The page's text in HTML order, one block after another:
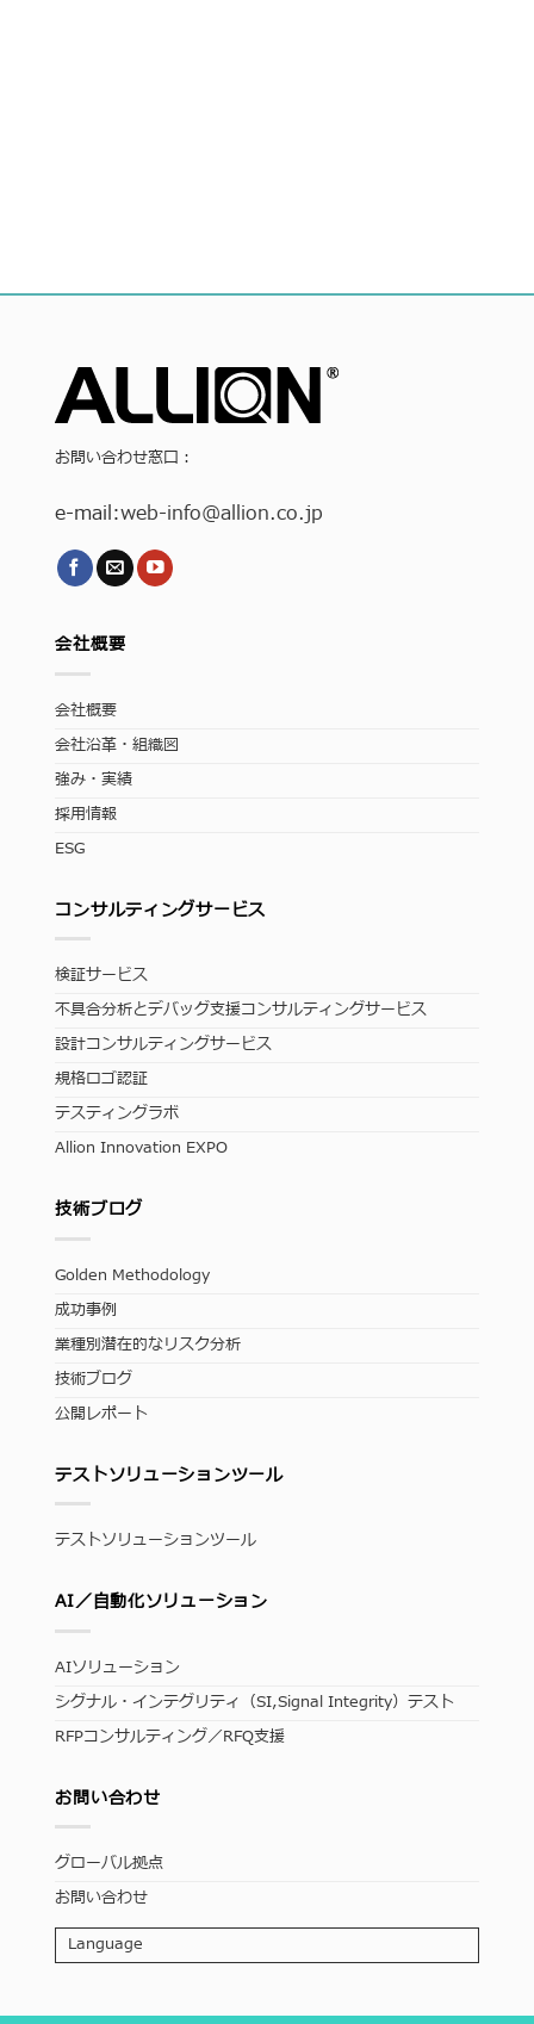
お問い合わせ窓口：
e-mail:web-info@allion.co.jp
会社概要
会社概要
会社沿革・組織図
強み・実績
採用情報
ESG
コンサルティングサービス
検証サービス
不具合分析とデバッグ支援コンサルティングサービス
設計コンサルティングサービス
規格ロゴ認証
テスティングラボ
Allion Innovation EXPO
技術ブログ
Golden Methodology
成功事例
業種別潜在的なリスク分析
技術ブログ
公開レポート
テストソリューションツール
テストソリューションツール
AI／自動化ソリューション
AIソリューション
シグナル・インテグリティ（SI,Signal Integrity）テスト
RFPコンサルティング／RFQ支援
お問い合わせ
グローバル拠点
お問い合わせ
Language